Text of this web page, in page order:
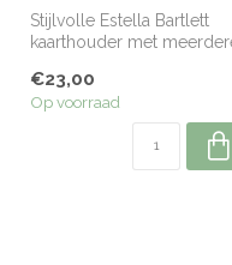
Stijlvolle Estella Bartlett
kaarthouder met
€23,00
Op voorraad